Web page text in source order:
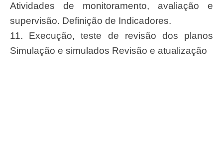
Atividades de monitoramento, avaliação e
supervisão. Definição de Indicadores.
11. Execução, teste de revisão dos planos
Simulação e simulados Revisão e atualização